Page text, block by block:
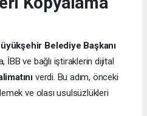
Belediye Başkanı
ve bağlı iştiraklerin dijital
verdi. Bu adım, önceki
ve olası usulsüzlükleri